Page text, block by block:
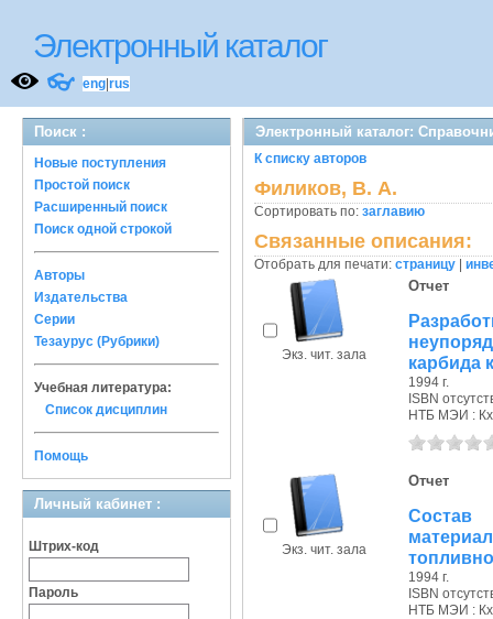
Электронный каталог
👓 eng rus
Поиск :
Новые поступления
Простой поиск
Расширенный поиск
Поиск одной строкой
Авторы
Издательства
Серии
Тезаурус (Рубрики)
Учебная литература:
Список дисциплин
Помощь
Личный кабинет :
Штрих-код
Пароль
Электронный каталог:
К списку авторов
Филиков, В. А.
Сортировать по: заглавию
Связанные описания:
Отобрать для печати: страницу
Экз. чит. зала
Отчет
карбида
1994 г.
ISBN
НТБ МЭИ : Кх
Экз. чит. зала
Отчет
Состав
1994 г.
ISBN
НТБ МЭИ : Кх